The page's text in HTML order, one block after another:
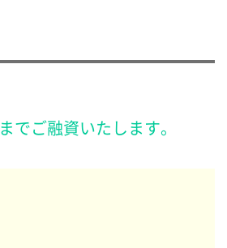
ご融資いたします。